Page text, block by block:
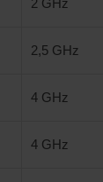
2,5 GHz
4 GHz
4 GHz